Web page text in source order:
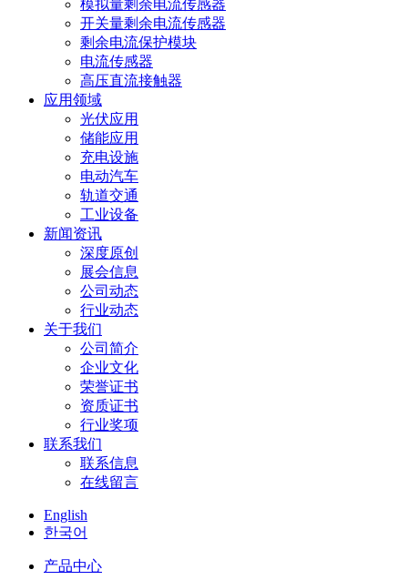
模拟量剩余电流传感器
开关量剩余电流传感器
剩余电流保护模块
电流传感器
高压直流接触器
应用领域
光伏应用
储能应用
充电设施
电动汽车
轨道交通
工业设备
新闻资讯
深度原创
展会信息
公司动态
行业动态
关于我们
公司简介
企业文化
荣誉证书
资质证书
行业奖项
联系我们
联系信息
在线留言
English
한국어
产品中心